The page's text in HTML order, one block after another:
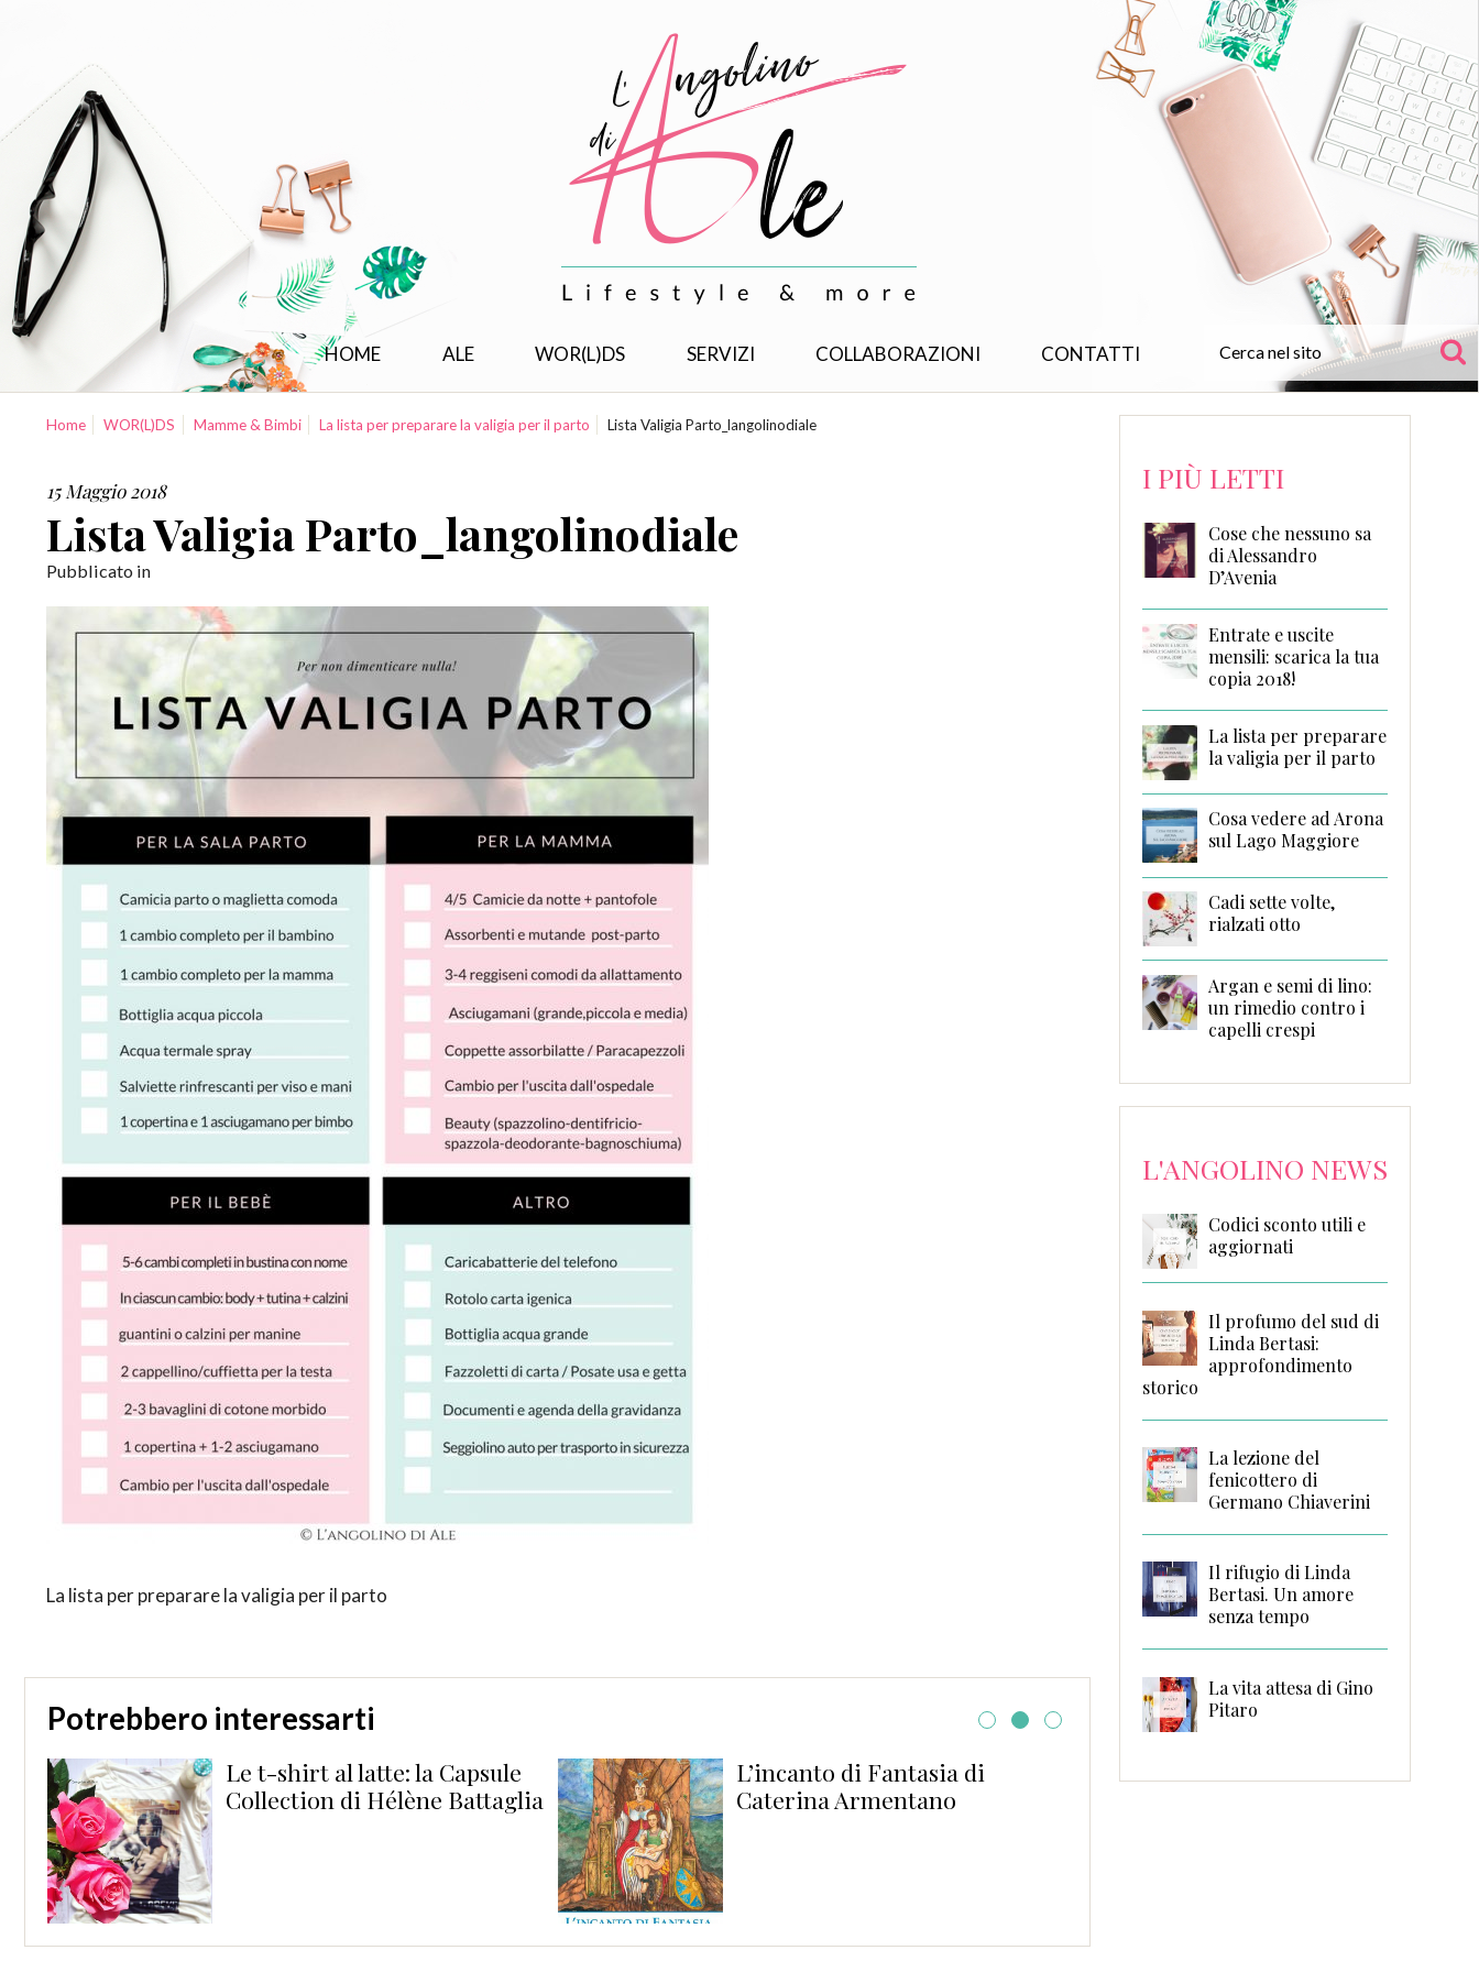
HOME ALE WOR(L)DS SERVIZI COLLABORAZIONI CONTATTI
Home WOR(L)DS Mamme & Bimbi La lista per preparare la valigia per il parto Lista Valigia Parto_langolinodiale
15 Maggio 2018
Lista Valigia Parto_langolinodiale
Pubblicato in
La lista per preparare la valigia per il parto
Potrebbero interessarti
Le t-shirt al latte: la Capsule
Collection di Hélène Battaglia
L’incanto di Fantasia di
Caterina Armentano
I PIÙ LETTI
Cose che nessuno sa
di Alessandro
D’Avenia
Entrate e uscite
mensili: scarica la tua
copia 2018!
La lista per preparare
la valigia per il parto
Cosa vedere ad Arona
sul Lago Maggiore
Cadi sette volte,
rialzati otto
Argan e semi di lino:
un rimedio contro i
capelli crespi
L'ANGOLINO NEWS
Codici sconto utili e
aggiornati
Il profumo del sud di
Linda Bertasi:
approfondimento
storico
La lezione del
fenicottero di
Germano Chiaverini
Il rifugio di Linda
Bertasi. Un amore
senza tempo
La vita attesa di Gino
Pitaro